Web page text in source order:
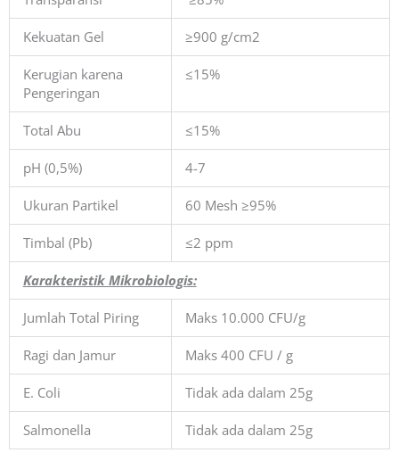
Kekuatan Gel ≥900 g/cm2
Kerugian karena
Pengeringan
≤15%
Total Abu ≤15%
pH (0,5%) 4-7
Ukuran Partikel 60 Mesh ≥95%
Timbal (Pb) ≤2 ppm
Karakteristik Mikrobiologis:
Jumlah Total Piring Maks 10.000 CFU/g
Ragi dan Jamur Maks 400 CFU / g
E. Coli Tidak ada dalam 25g
Salmonella Tidak ada dalam 25g